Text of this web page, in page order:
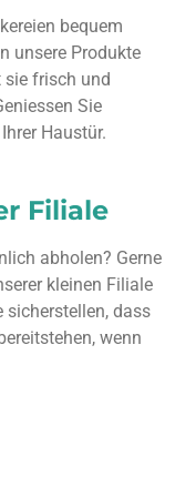
bequem
unsere Produkte
sie frisch und
Sie
Haustür.
Filiale
abholen? Gerne
kleinen Filiale
sicherstellen, dass
wenn